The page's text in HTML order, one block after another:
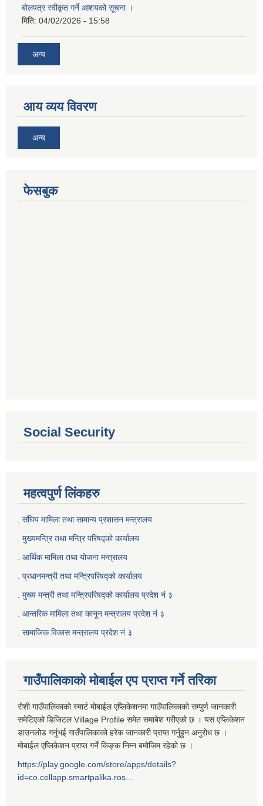
बोलपत्र स्वीकृत गर्ने आशयको सूचना ।
मिति: 04/02/2026 - 15:58
अन्य
आय व्यय विवरण
अन्य
फेसबुक
Social Security
महत्वपुर्ण लिंकहरु
. संघिय मामिला तथा सामान्य प्रशासन मन्त्रालय
. मुख्यमन्त्रि तथा मन्त्रि परिषद्को कार्यालय
. आर्थिक मामिला तथा योजना मन्त्रालय
. प्रधानमन्त्री तथा मन्त्रिपरिषद्को कार्यालय
मुख्य मन्त्री तथा मन्त्रिपरिषद्को कार्यालय प्रदेश नं ३
आन्तरिक मामिला तथा कानून मन्त्रालय प्रदेश नं ३
सामाजिक विकास मन्त्रालय प्रदेश नं ३
गाउँपालिकाको मोबाईल एप प्राप्त गर्ने तरिका
रोशी गाउँपालिकाको स्मार्ट मोबाईल एप्लिकेशनमा गाउँपालिकाको सम्पुर्ण जानकारी
समेटिएको डिजिटल Village Profile समेत समाबेश गरीएको छ । यस एप्लिकेशन
डाउनलोड गर्नुभई गाउँपालिकाको हरेक जानकारी प्राप्त गर्नुहुन अनुरोध छ ।
मोबाईल एप्लिकेशन प्राप्त गर्ने किङ्क निम्न बमोजिम रहेको छ ।
https://play.google.com/store/apps/details?
id=co.cellapp.smartpalika.ros...